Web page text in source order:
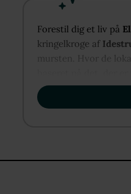
Fra opholdsrummet
til gæster, ekstra
Udenfor fortsætter
og skygge. Huset har
Fra opholdsrummet er
Forestil dig et liv på
kringelkroge af
mursten. Hvor de
vise dig, hvordan